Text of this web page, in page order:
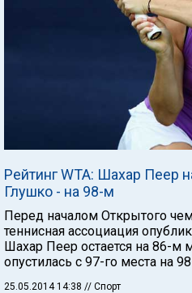
Рейтинг WTA: Шахар Пеер
Глушко - на 98-м
Перед началом Открытого
теннисная ассоциация
Шахар Пеер остается на 86-м
опустилась с 97-го места на
25.05.2014 14:38 // Спорт